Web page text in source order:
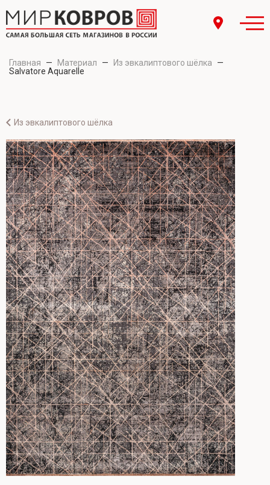
Главная — Материал — Из эвкалиптового шёлка
—
Salvatore Aquarelle
Из эвкалиптового шёлка